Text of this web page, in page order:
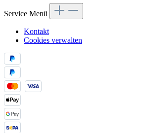
Service Menü
Kontakt
Cookies verwalten